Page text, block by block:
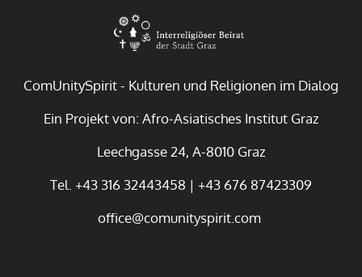
ComUnitySpirit - Kulturen und Religionen im Dialog
Ein Projekt von: Afro-Asiatisches Institut Graz
Leechgasse 24, A-8010 Graz
Tel. +43 316 32443458 | +43 676 87423309
office@comunityspirit.com